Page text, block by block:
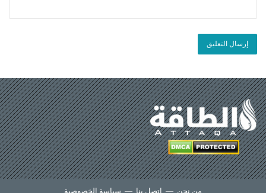
من نحن — اتصل بنا — سياسة الخصوصية